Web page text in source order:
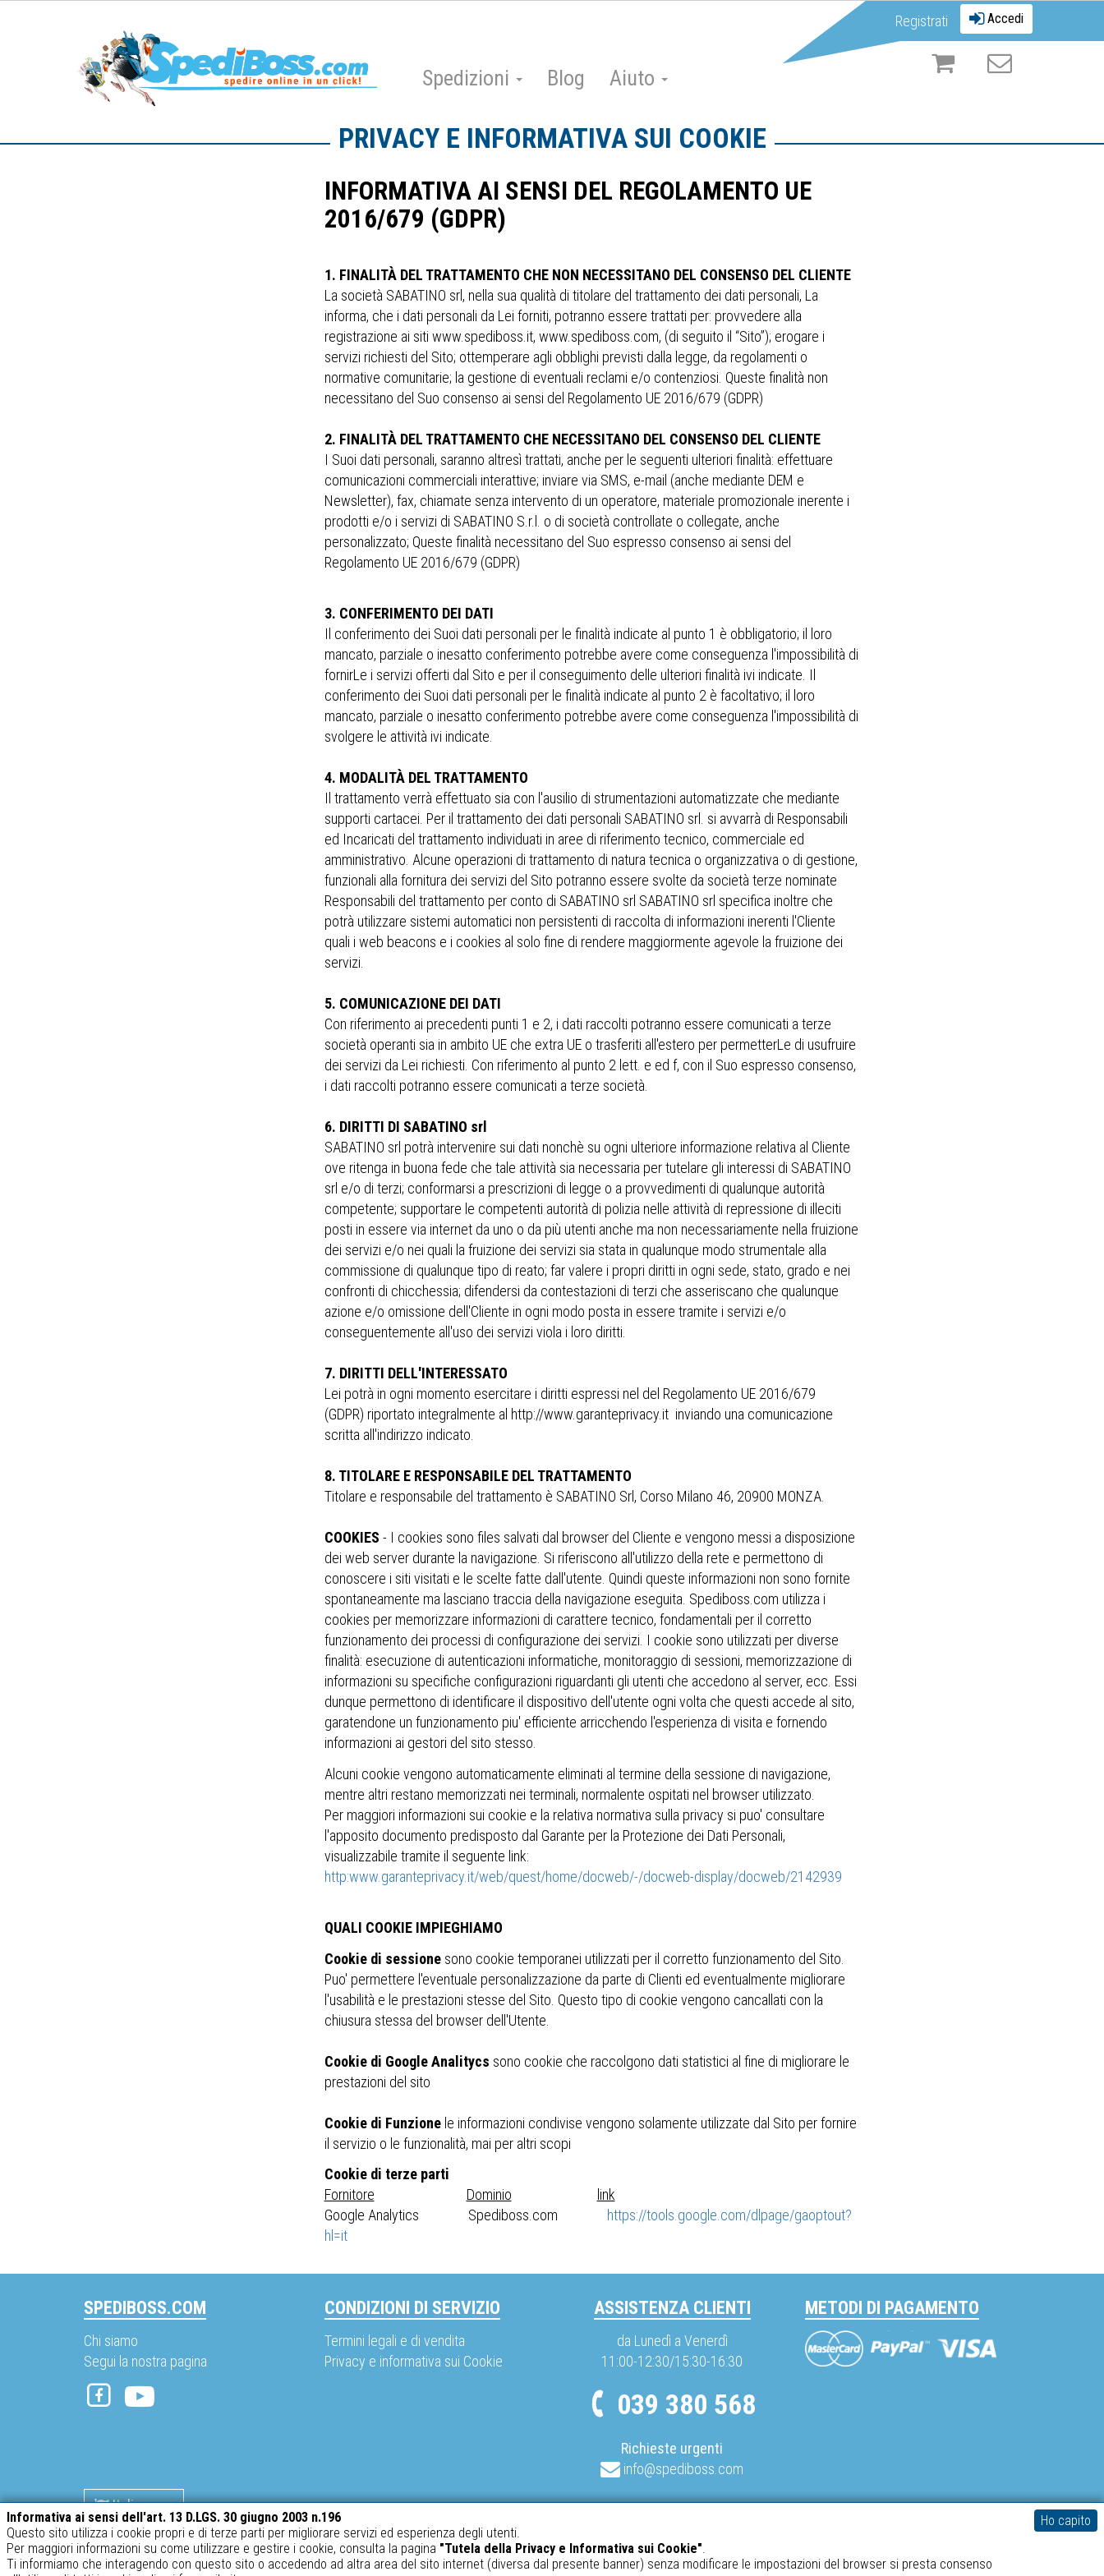
Informativa ai sensi dell'art. 13 D.LGS. 30 giugno 2003 n.196
Questo sito utilizza i cookie propri e di terze parti per migliorare servizi ed esperienza degli utenti.
Per maggiori informazioni su come utilizzare e gestire i cookie, consulta la pagina "Tutela della Privacy e Informativa sui Cookie".
Ti informiamo che interagendo con questo sito o accedendo ad altra area del sito internet (diversa dal presente banner) senza modificare le impostazioni del browser si presta consenso
Ho capito
Registrati Accedi
Spedizioni Blog Aiuto
PRIVACY E INFORMATIVA SUI COOKIE
INFORMATIVA AI SENSI DEL REGOLAMENTO UE
2016/679 (GDPR)
1. FINALITÀ DEL TRATTAMENTO CHE NON NECESSITANO DEL CONSENSO DEL CLIENTE
La società SABATINO srl, nella sua qualità di titolare del trattamento dei dati personali, La
informa, che i dati personali da Lei forniti, potranno essere trattati per: provvedere alla
registrazione ai siti www.spediboss.it, www.spediboss.com, (di seguito il “Sito”); erogare i
servizi richiesti del Sito; ottemperare agli obblighi previsti dalla legge, da regolamenti o
normative comunitarie; la gestione di eventuali reclami e/o contenziosi. Queste finalità non
necessitano del Suo consenso ai sensi del Regolamento UE 2016/679 (GDPR)
2. FINALITÀ DEL TRATTAMENTO CHE NECESSITANO DEL CONSENSO DEL CLIENTE
I Suoi dati personali, saranno altresì trattati, anche per le seguenti ulteriori finalità: effettuare
comunicazioni commerciali interattive; inviare via SMS, e-mail (anche mediante DEM e
Newsletter), fax, chiamate senza intervento di un operatore, materiale promozionale inerente i
prodotti e/o i servizi di SABATINO S.r.l. o di società controllate o collegate, anche
personalizzato; Queste finalità necessitano del Suo espresso consenso ai sensi del
Regolamento UE 2016/679 (GDPR)
3. CONFERIMENTO DEI DATI
Il conferimento dei Suoi dati personali per le finalità indicate al punto 1 è obbligatorio; il loro
mancato, parziale o inesatto conferimento potrebbe avere come conseguenza l'impossibilità di
fornirLe i servizi offerti dal Sito e per il conseguimento delle ulteriori finalità ivi indicate. Il
conferimento dei Suoi dati personali per le finalità indicate al punto 2 è facoltativo; il loro
mancato, parziale o inesatto conferimento potrebbe avere come conseguenza l'impossibilità di
svolgere le attività ivi indicate.
4. MODALITÀ DEL TRATTAMENTO
Il trattamento verrà effettuato sia con l'ausilio di strumentazioni automatizzate che mediante
supporti cartacei. Per il trattamento dei dati personali SABATINO srl. si avvarrà di Responsabili
ed Incaricati del trattamento individuati in aree di riferimento tecnico, commerciale ed
amministrativo. Alcune operazioni di trattamento di natura tecnica o organizzativa o di gestione,
funzionali alla fornitura dei servizi del Sito potranno essere svolte da società terze nominate
Responsabili del trattamento per conto di SABATINO srl SABATINO srl specifica inoltre che
potrà utilizzare sistemi automatici non persistenti di raccolta di informazioni inerenti l'Cliente
quali i web beacons e i cookies al solo fine di rendere maggiormente agevole la fruizione dei
servizi.
5. COMUNICAZIONE DEI DATI
Con riferimento ai precedenti punti 1 e 2, i dati raccolti potranno essere comunicati a terze
società operanti sia in ambito UE che extra UE o trasferiti all'estero per permetterLe di usufruire
dei servizi da Lei richiesti. Con riferimento al punto 2 lett. e ed f, con il Suo espresso consenso,
i dati raccolti potranno essere comunicati a terze società.
6. DIRITTI DI SABATINO srl
SABATINO srl potrà intervenire sui dati nonchè su ogni ulteriore informazione relativa al Cliente
ove ritenga in buona fede che tale attività sia necessaria per tutelare gli interessi di SABATINO
srl e/o di terzi; conformarsi a prescrizioni di legge o a provvedimenti di qualunque autorità
competente; supportare le competenti autorità di polizia nelle attività di repressione di illeciti
posti in essere via internet da uno o da più utenti anche ma non necessariamente nella fruizione
dei servizi e/o nei quali la fruizione dei servizi sia stata in qualunque modo strumentale alla
commissione di qualunque tipo di reato; far valere i propri diritti in ogni sede, stato, grado e nei
confronti di chicchessia; difendersi da contestazioni di terzi che asseriscano che qualunque
azione e/o omissione dell'Cliente in ogni modo posta in essere tramite i servizi e/o
conseguentemente all'uso dei servizi viola i loro diritti.
7. DIRITTI DELL'INTERESSATO
Lei potrà in ogni momento esercitare i diritti espressi nel del Regolamento UE 2016/679
(GDPR) riportato integralmente al http://www.garanteprivacy.it inviando una comunicazione
scritta all'indirizzo indicato.
8. TITOLARE E RESPONSABILE DEL TRATTAMENTO
Titolare e responsabile del trattamento è SABATINO Srl, Corso Milano 46, 20900 MONZA.
COOKIES - I cookies sono files salvati dal browser del Cliente e vengono messi a disposizione
dei web server durante la navigazione. Si riferiscono all'utilizzo della rete e permettono di
conoscere i siti visitati e le scelte fatte dall'utente. Quindi queste informazioni non sono fornite
spontaneamente ma lasciano traccia della navigazione eseguita. Spediboss.com utilizza i
cookies per memorizzare informazioni di carattere tecnico, fondamentali per il corretto
funzionamento dei processi di configurazione dei servizi. I cookie sono utilizzati per diverse
finalità: esecuzione di autenticazioni informatiche, monitoraggio di sessioni, memorizzazione di
informazioni su specifiche configurazioni riguardanti gli utenti che accedono al server, ecc. Essi
dunque permettono di identificare il dispositivo dell'utente ogni volta che questi accede al sito,
garatendone un funzionamento piu' efficiente arricchendo l'esperienza di visita e fornendo
informazioni ai gestori del sito stesso.
Alcuni cookie vengono automaticamente eliminati al termine della sessione di navigazione,
mentre altri restano memorizzati nei terminali, normalente ospitati nel browser utilizzato.
Per maggiori informazioni sui cookie e la relativa normativa sulla privacy si puo' consultare
l'apposito documento predisposto dal Garante per la Protezione dei Dati Personali,
visualizzabile tramite il seguente link:
http:www.garanteprivacy.it/web/quest/home/docweb/-/docweb-display/docweb/2142939
QUALI COOKIE IMPIEGHIAMO
Cookie di sessione sono cookie temporanei utilizzati per il corretto funzionamento del Sito.
Puo' permettere l'eventuale personalizzazione da parte di Clienti ed eventualmente migliorare
l'usabilità e le prestazioni stesse del Sito. Questo tipo di cookie vengono cancallati con la
chiusura stessa del browser dell'Utente.
Cookie di Google Analitycs sono cookie che raccolgono dati statistici al fine di migliorare le
prestazioni del sito
Cookie di Funzione le informazioni condivise vengono solamente utilizzate dal Sito per fornire
il servizio o le funzionalità, mai per altri scopi
Cookie di terze parti
Fornitore
Dominio
link
Google Analytics Spediboss.com
https://tools.google.com/dlpage/gaoptout?
hl=it
SPEDIBOSS.COM
Chi siamo
Segui la nostra pagina
CONDIZIONI DI SERVIZIO
Termini legali e di vendita
Privacy e informativa sui Cookie
ASSISTENZA CLIENTI
da Lunedì a Venerdì
11:00-12:30/15:30-16:30
039 380 568
Richieste urgenti
info@spediboss.com
METODI DI PAGAMENTO
Mastercard Visa
Italiano
SABATINO srl – P.IVA 02634410969 spediboss.com © 2014-2026